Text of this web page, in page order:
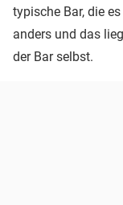
typische Bar, die
anders und das
der Bar selbst.